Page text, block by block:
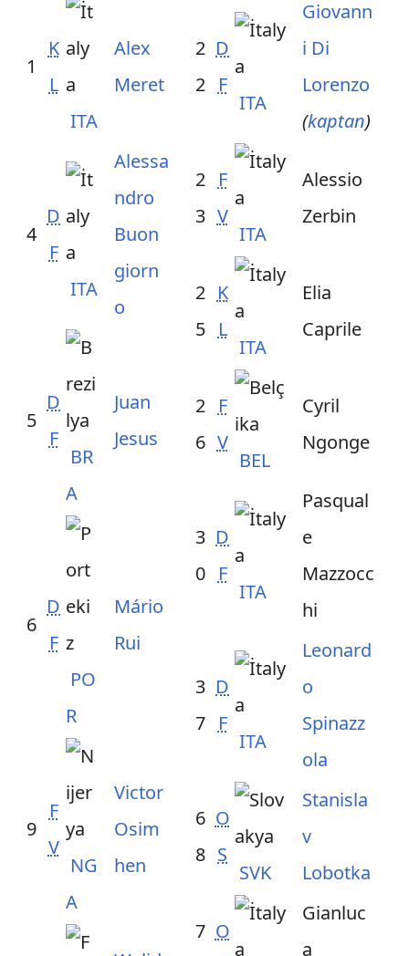
1
K
L
ITA
Alex
Meret
4
D
F
ITA
Alessa
ndro
Buon
giorn
o
5
D
F
BR
A
Juan
Jesus
6
D
F
PO
R
Mário
Rui
9
F
V
NG
A
Victor
Osim
hen
2
2
D
F
ITA
Giovann
i Di
Lorenzo
(kaptan)
2
3
F
V
ITA
Alessio
Zerbin
2
5
K
L
ITA
Elia
Caprile
2
6
F
V
BEL
Cyril
Ngonge
3
0
D
F
ITA
Pasqual
e
Mazzocc
hi
3
7
D
F
ITA
Leonard
o
Spinazz
ola
6
8
O
S
SVK
Stanisla
v
Lobotka
7 O
Gianluc
a